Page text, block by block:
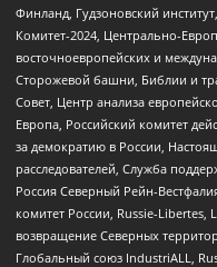
Финланд, Гудзоновский
Комитет-2024, Центрально-
восточноевропейских и
Сторожевой башни, Библии и
Совет, Центр анализа
Европа, Российский комитет
за демократию в России,
расследователей, Служба
Россия Северный Рейн-
комитет России, Russie-Libertes,
возвращение Северных
Глобальный союз IndustriALL,